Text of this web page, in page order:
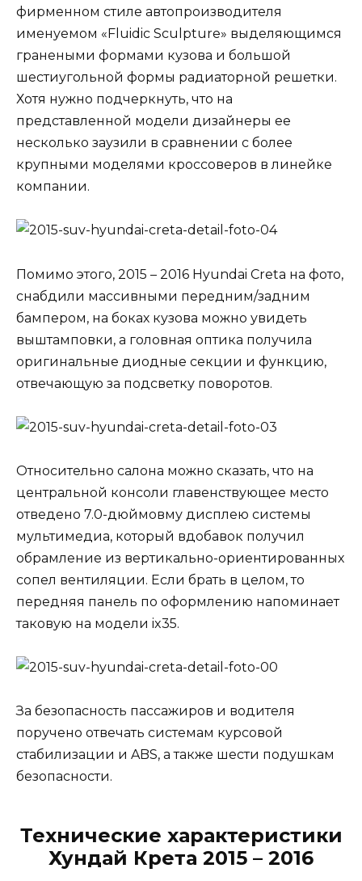
фирменном стиле автопроизводителя
именуемом «Fluidic Sculpture» выделяющимся
гранеными формами кузова и большой
шестиугольной формы радиаторной решетки.
Хотя нужно подчеркнуть, что на
представленной модели дизайнеры ее
несколько заузили в сравнении с более
крупными моделями кроссоверов в линейке
компании.
Помимо этого, 2015 – 2016 Hyundai Creta на фото,
снабдили массивными передним/задним
бампером, на боках кузова можно увидеть
выштамповки, а головная оптика получила
оригинальные диодные секции и функцию,
отвечающую за подсветку поворотов.
Относительно салона можно сказать, что на
центральной консоли главенствующее место
отведено 7.0-дюймовму дисплею системы
мультимедиа, который вдобавок получил
обрамление из вертикально-ориентированных
сопел вентиляции. Если брать в целом, то
передняя панель по оформлению напоминает
таковую на модели ix35.
За безопасность пассажиров и водителя
поручено отвечать системам курсовой
стабилизации и ABS, а также шести подушкам
безопасности.
Технические характеристики
Хундай Крета 2015 – 2016